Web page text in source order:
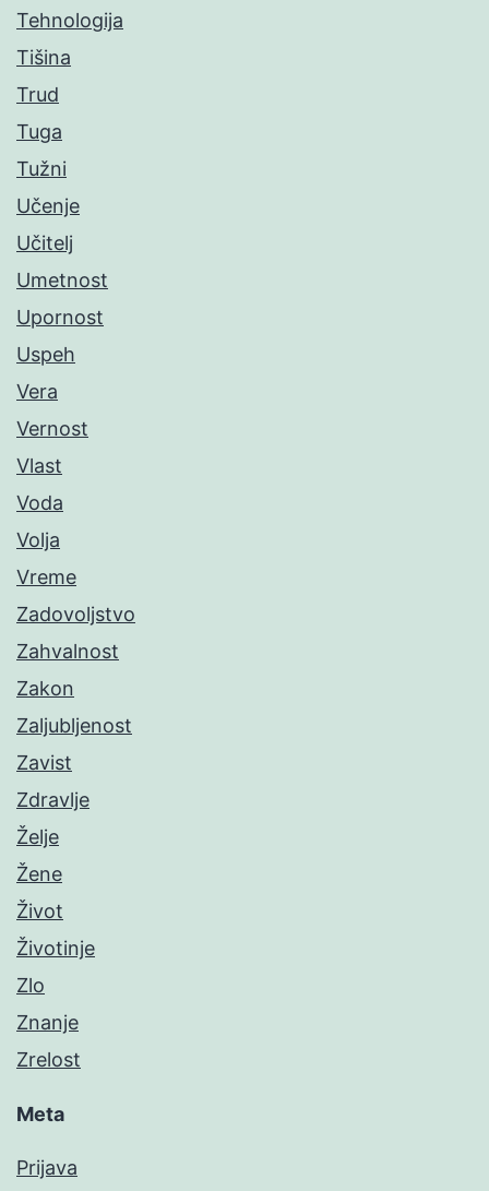
Tehnologija
Tišina
Trud
Tuga
Tužni
Učenje
Učitelj
Umetnost
Upornost
Uspeh
Vera
Vernost
Vlast
Voda
Volja
Vreme
Zadovoljstvo
Zahvalnost
Zakon
Zaljubljenost
Zavist
Zdravlje
Želje
Žene
Život
Životinje
Zlo
Znanje
Zrelost
Meta
Prijava